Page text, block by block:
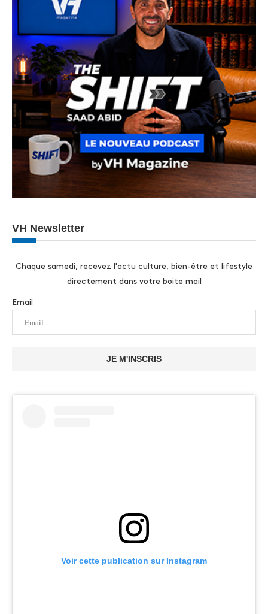
VH Newsletter
Chaque samedi, recevez l'actu culture, bien-être et lifestyle
directement dans votre boite mail
Email
JE M'INSCRIS
Voir cette publication sur Instagram